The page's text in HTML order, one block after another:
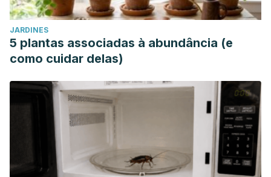
JARDINES
5 plantas associadas à abundância (e
como cuidar delas)